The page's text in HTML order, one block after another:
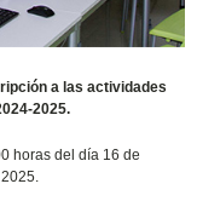
a las actividades
2025.
horas del día 16 de